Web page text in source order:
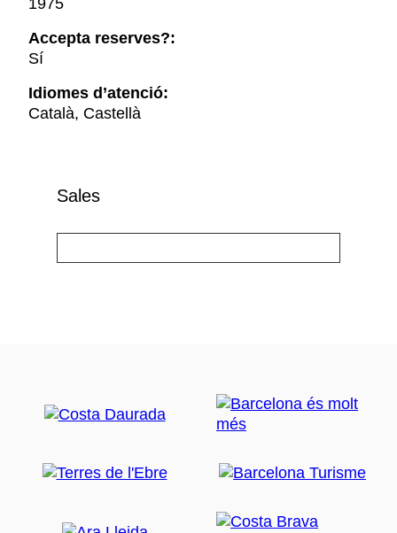
1975
Accepta reserves?:
Sí
Idiomes d’atenció:
Català, Castellà
Sales